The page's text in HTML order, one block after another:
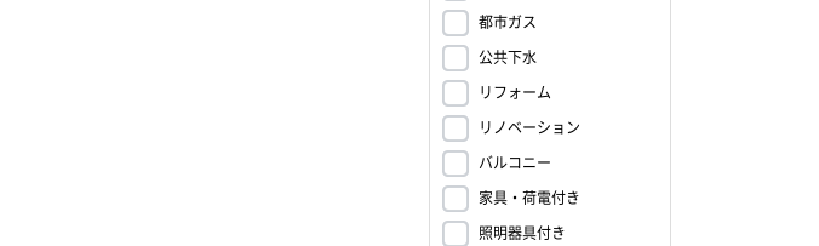
都市ガス
公共下水
リフォーム
リノベーション
バルコニー
家具・荷電付き
照明器具付き